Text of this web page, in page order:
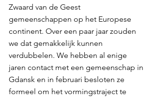
Zwaard van de Geest
gemeenschappen op het Europese
continent. Over een paar jaar zouden
we dat gemakkelijk kunnen
verdubbelen. We hebben al enige
jaren contact met een gemeenschap in
Gdansk en in februari besloten ze
formeel om het vormingstraject te